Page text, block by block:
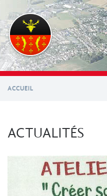
contenu
principal
ACCUEIL
ACTUALITÉS